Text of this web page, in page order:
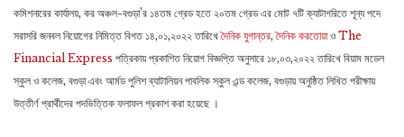
কমিশনারের কার্যালয়, কর অঞ্চল-বগুড়া’র ১৪তম গ্রেড হতে ২০তম গ্রেড এর মােট ৭টি ক্যাটাগরিতে শূন্য পদে
সরাসরি জনবল নিয়ােগের নিমিত্ত বিগত ১৪,০১,২০২২ তারিখেদৈনিক যুগান্তর,দৈনিক করতােয়াও The
Financial Express পত্রিকায় প্রকাশিত নিয়ােগ বিজ্ঞপ্তি অনুসারে ১৮,০৩,২০২২ তারিখে বিয়াম মডেল
স্কুল ও কলেজ, বগুড়া এবং আর্মড পুলিশ ব্যাটালিয়ন পাবলিক স্কুল এন্ড কলেজ, বগুড়ায় অনুষ্ঠিত লিখিত পরীক্ষায়
উত্তীর্ণ প্রার্থীদের পদভিত্তিক ফলাফল প্রকাশ করা হয়েছে ।